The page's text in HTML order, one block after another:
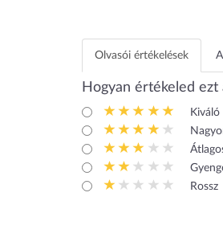
Olvasói értékelések
Hogyan értékeled ezt
Kiváló
Rossz